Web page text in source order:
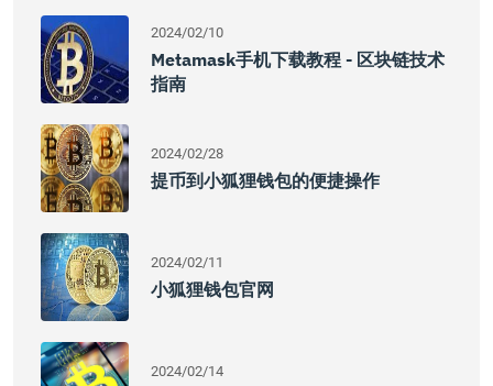
2024/02/10
Metamask手机下载教程 - 区块链技术
指南
2024/02/28
提币到小狐狸钱包的便捷操作
2024/02/11
小狐狸钱包官网
2024/02/14